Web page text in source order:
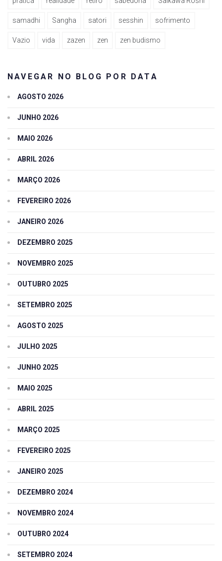
samadhi Sangha satori sesshin sofrimento
Vazio vida zazen zen zen budismo
NAVEGAR NO BLOG POR DATA
AGOSTO 2026
JUNHO 2026
MAIO 2026
ABRIL 2026
MARÇO 2026
FEVEREIRO 2026
JANEIRO 2026
DEZEMBRO 2025
NOVEMBRO 2025
OUTUBRO 2025
SETEMBRO 2025
AGOSTO 2025
JULHO 2025
JUNHO 2025
MAIO 2025
ABRIL 2025
MARÇO 2025
FEVEREIRO 2025
JANEIRO 2025
DEZEMBRO 2024
NOVEMBRO 2024
OUTUBRO 2024
SETEMBRO 2024